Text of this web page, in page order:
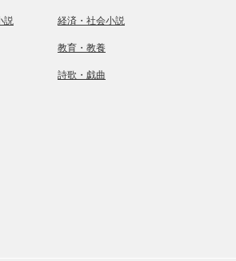
説 経済・社会小説
教育・教養
詩歌・戯曲